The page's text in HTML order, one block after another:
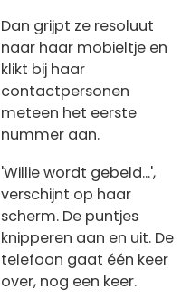
Dan grijpt ze resoluut
naar haar mobieltje en
klikt bij haar
contactpersonen
meteen het eerste
nummer aan.
'Willie wordt gebeld...',
verschijnt op haar
scherm. De puntjes
knipperen aan en uit. De
telefoon gaat één keer
over, nog een keer.